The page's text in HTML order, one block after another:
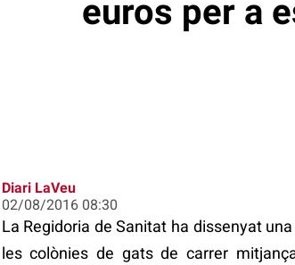
euros per a
Diari LaVeu
02/08/2016 08:30
La Regidoria de Sanitat ha dissenyat
les colònies de gats de carrer